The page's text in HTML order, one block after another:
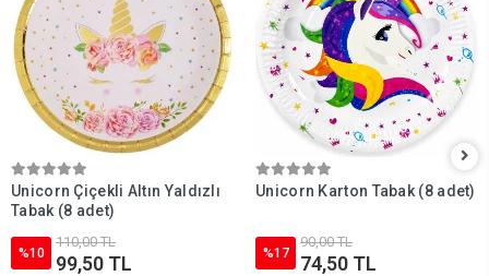
Unicorn Çiçekli Altın Yaldızlı
Tabak (8 adet)
%10
110,00 TL
99,50 TL
Unicorn Karton Tabak (8 adet)
%17
90,00 TL
74,50 TL